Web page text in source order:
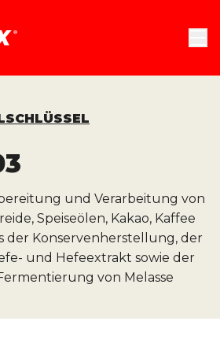
und Verarbeitung von
Speiseölen, Kakao, Kaffee
der Konservenherstellung, der
und Hefeextrakt sowie der
von Melasse